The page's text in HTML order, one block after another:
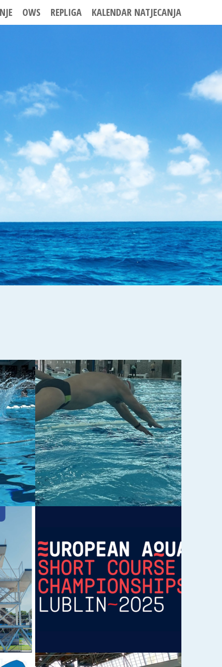
OWS REPLIGA KALENDAR NATJECANJA